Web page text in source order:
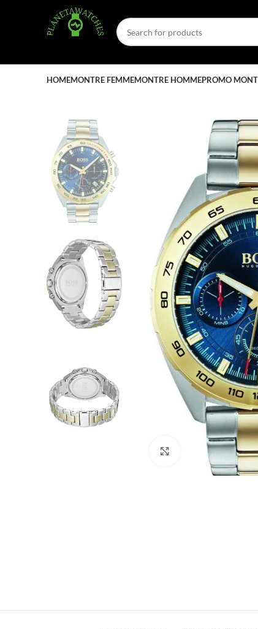
HOMEMONTRE FEMMEMONTRE HOMMEPROMO
Click to enlarge